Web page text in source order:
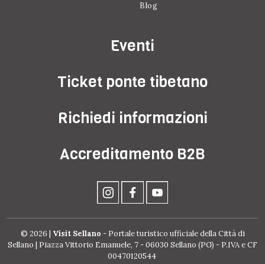
Blog
Eventi
Ticket ponte tibetano
Richiedi informazioni
Accreditamento B2B
© 2026 | Visit Sellano - Portale turistico ufficiale della Città di
Sellano | Piazza Vittorio Emanuele, 7 - 06030 Sellano (PG) - P.IVA e CF
00470120544